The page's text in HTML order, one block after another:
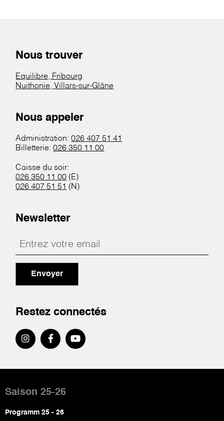
Nous trouver
Equilibre, Fribourg
Nuithonie, Villars-sur-Glâne
Nous appeler
Administration:026 407 51 41
Billetterie:026 350 11 00
Caisse du soir:
026 350 11 00 (E)
026 407 51 51 (N)
Newsletter
Envoyer
Restez connectés
de
page
Saison 25-26
Programm 25 - 26